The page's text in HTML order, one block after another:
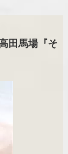
田馬場『そ